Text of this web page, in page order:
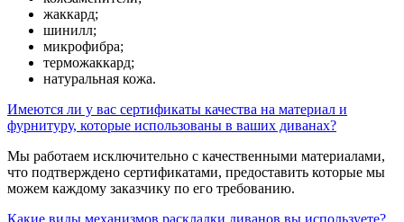
жаккард;
шинилл;
микрофибра;
терможаккард;
натуральная кожа.
Имеются ли у вас сертификаты качества на материал и
фурнитуру, которые использованы в ваших диванах?
Мы работаем исключительно с качественными материалами,
что подтверждено сертификатами, предоставить которые мы
можем каждому заказчику по его требованию.
Какие виды механизмов раскладки диванов вы используете?